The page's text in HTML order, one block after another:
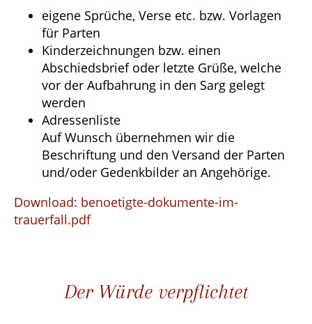
eigene Sprüche, Verse etc. bzw. Vorlagen
für Parten
Kinderzeichnungen bzw. einen
Abschiedsbrief oder letzte Grüße, welche
vor der Aufbahrung in den Sarg gelegt
werden
Adressenliste
Auf Wunsch übernehmen wir die
Beschriftung und den Versand der Parten
und/oder Gedenkbilder an Angehörige.
Download: benoetigte-dokumente-im-
trauerfall.pdf
Der Würde verpflichtet